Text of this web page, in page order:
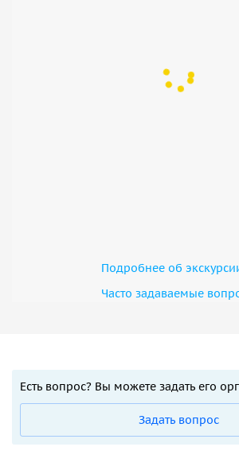
Подробнее об
Часто задаваемые
Есть вопрос? Вы можете задать его
Задать вопрос